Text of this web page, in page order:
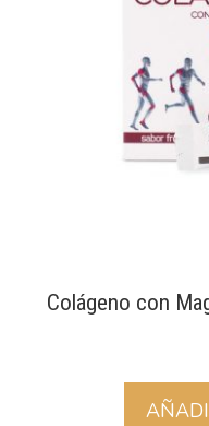
Colágeno con